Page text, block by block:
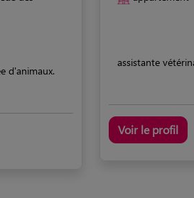
d'animaux.
assistante
Voir le profil